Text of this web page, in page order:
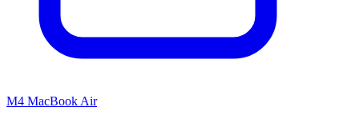
M4 MacBook Air